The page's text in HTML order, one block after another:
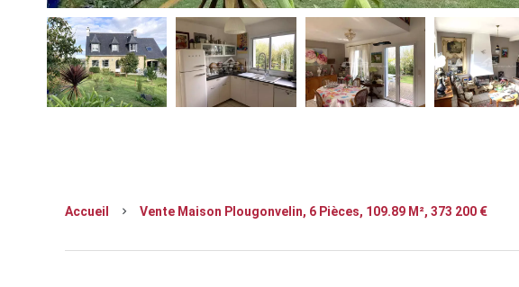
Accueil Vente Maison Plougonvelin, 6 Pièces, 109.89 M², 373 200 €